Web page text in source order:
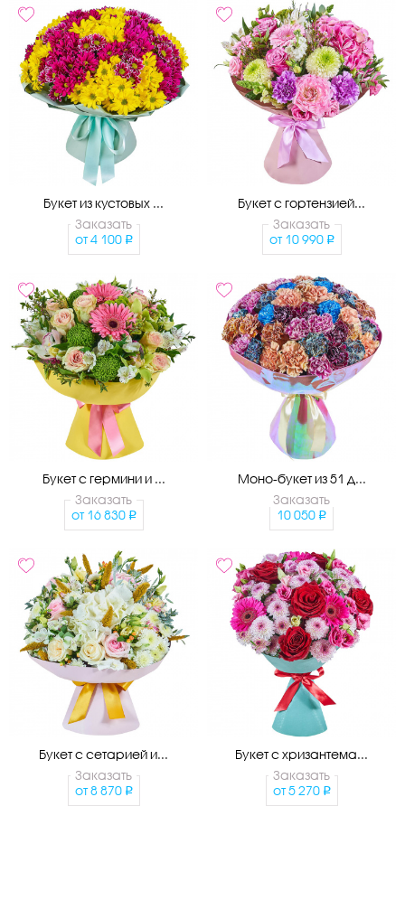
Букет из кустовых ...
Заказать
от 4 100
Букет с гортензией...
Заказать
от 10 990
Букет с гермини и ...
Заказать
от 16 830
Моно-букет из 51 д...
Заказать
10 050
Букет с сетарией и...
Заказать
от 8 870
Букет с хризантема...
Заказать
от 5 270